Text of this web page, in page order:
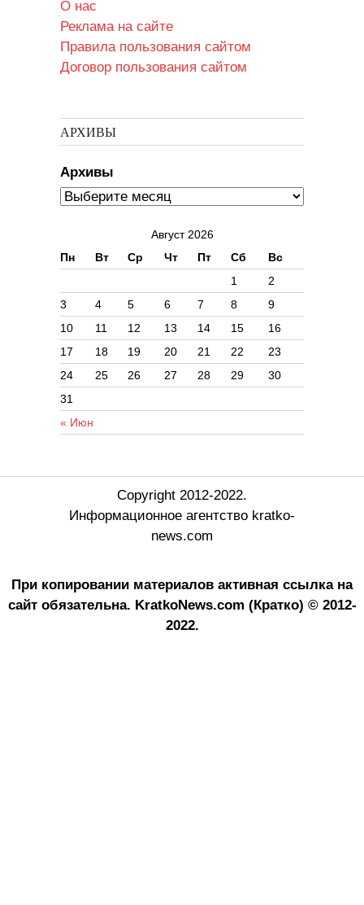
О нас
Реклама на сайте
Правила пользования сайтом
Договор пользования сайтом
АРХИВЫ
Архивы
Август 2026
Пн
Вт Ср Чт Пт Сб Вс
« Июн
1
2
3
4 5 6 7 8
9
10
11 12 13 14 15
16
17
18 19 20 21 22
23
24
25 26 27 28 29
30
31
Copyright 2012-2022.
Информационное агентство kratko-
news.com
При копировании материалов активная ссылка на
сайт обязательна. KratkoNews.com (Кратко) © 2012-
2022.